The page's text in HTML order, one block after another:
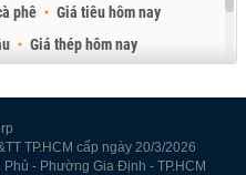
phê
Giá tiêu hôm nay
Giá thép hôm nay
TP.HCM cấp ngày 20/3/2026
- Phường Gia Định - TP.HCM